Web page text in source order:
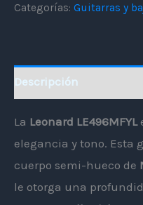
Categorías: Guitarras y
Descripción
La Leonard LE496MFYL
elegancia y tono. Esta
cuerpo semi-hueco de
le otorga una